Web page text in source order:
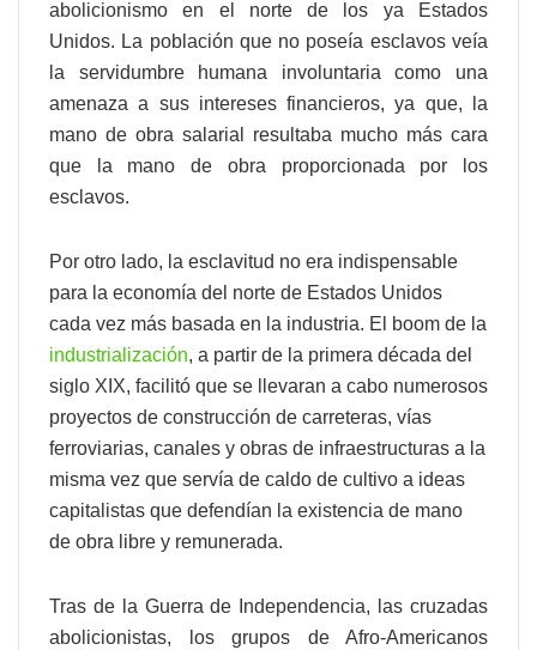
abolicionismo en el norte de los ya Estados
Unidos. La población que no poseía esclavos veía
la servidumbre humana involuntaria como una
amenaza a sus intereses financieros, ya que, la
mano de obra salarial resultaba mucho más cara
que la mano de obra proporcionada por los
esclavos.
Por otro lado, la esclavitud no era indispensable
para la economía del norte de Estados Unidos
cada vez más basada en la industria. El boom de la
industrialización, a partir de la primera década del
siglo XIX, facilitó que se llevaran a cabo numerosos
proyectos de construcción de carreteras, vías
ferroviarias, canales y obras de infraestructuras a la
misma vez que servía de caldo de cultivo a ideas
capitalistas que defendían la existencia de mano
de obra libre y remunerada.
Tras de la Guerra de Independencia, las cruzadas
abolicionistas, los grupos de Afro-Americanos